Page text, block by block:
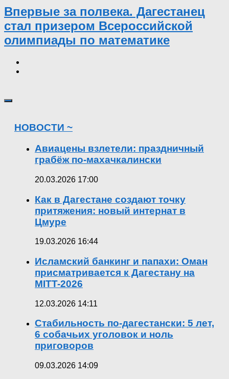
Впервые за полвека. Дагестанец
стал призером Всероссийской
олимпиады по математике
НОВОСТИ ~
Авиацены взлетели: праздничный
грабёж по-махачкалински
20.03.2026 17:00
Как в Дагестане создают точку
притяжения: новый интернат в
Цмуре
19.03.2026 16:44
Исламский банкинг и папахи: Оман
присматривается к Дагестану на
MITT-2026
12.03.2026 14:11
Стабильность по-дагестански: 5 лет,
6 собачьих уголовок и ноль
приговоров
09.03.2026 14:09